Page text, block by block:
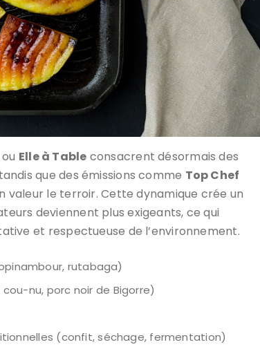
Elle à Table consacrent désormais des
que des émissions comme Top Chef
valeur le terroir. Cette dynamique crée un
deviennent plus exigeants, ce qui
et respectueuse de l’environnement.
rutabaga)
nu, porc noir de Bigorre)
(confit, séchage, fermentation)